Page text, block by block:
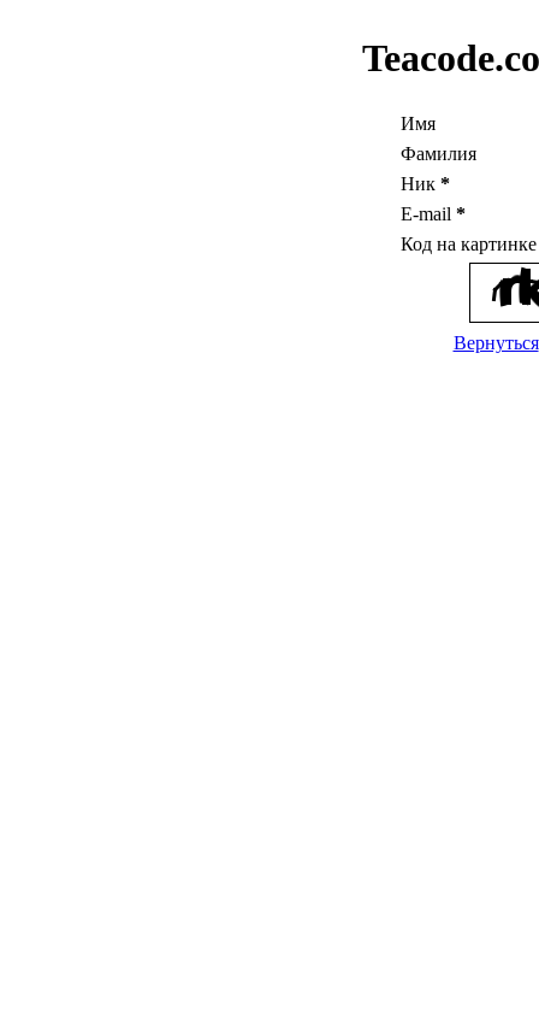
Имя
Фамилия
Ник *
E-mail *
Код на
Вернуться